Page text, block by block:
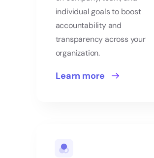
individual goals to boost
accountability and
transparency across your
organization.
Learn more